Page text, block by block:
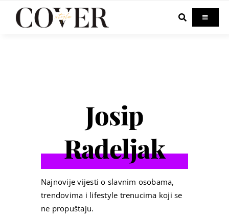
Toggle
Out & About
Josip
Radeljak
Najnovije vijesti o slavnim osobama,
trendovima i lifestyle trenucima koji se
ne propuštaju.